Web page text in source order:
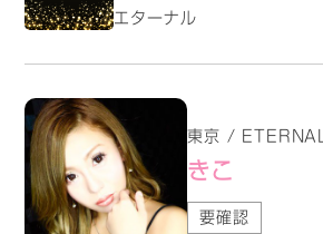
エターナル
東京 / ETERNAL
きこ
要確認